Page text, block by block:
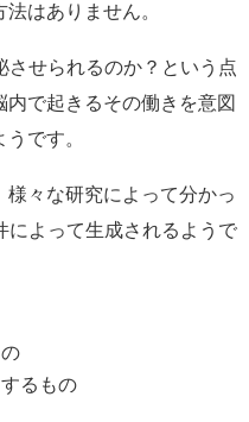
はありません。
させられるのか？という点
で起きるその働きを意図
です。
様々な研究によって分かっ
によって生成されるようで
るもの